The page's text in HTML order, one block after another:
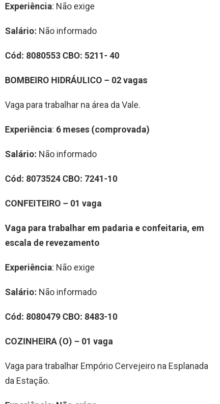
Experiência: Não exige
Salário: Não informado
Cód: 8080553 CBO: 5211- 40
BOMBEIRO HIDRÁULICO – 02 vagas
Vaga para trabalhar na área da Vale.
Experiência: 6 meses (comprovada)
Salário: Não informado
Cód: 8073524 CBO: 7241-10
CONFEITEIRO – 01 vaga
Vaga para trabalhar em padaria e confeitaria, em
escala de revezamento
Experiência: Não exige
Salário: Não informado
Cód: 8080479 CBO: 8483-10
COZINHEIRA (O) – 01 vaga
Vaga para trabalhar Empório Cervejeiro na Esplanada
da Estação.